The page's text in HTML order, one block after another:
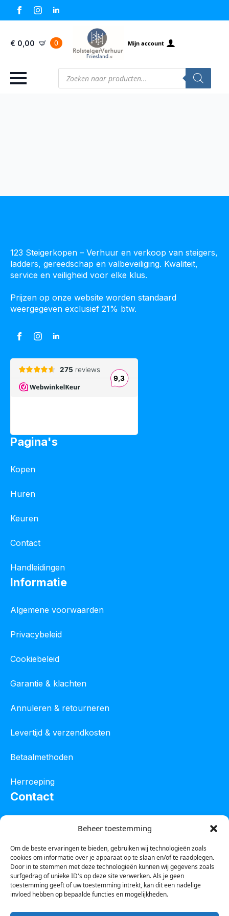
Beheer toestemming
Om de beste ervaringen te bieden, gebruiken wij technologieën zoals
cookies om informatie over je apparaat op te slaan en/of te raadplegen.
Door in te stemmen met deze technologieën kunnen wij gegevens zoals
surfgedrag of unieke ID's op deze site verwerken. Als je geen
toestemming geeft of uw toestemming intrekt, kan dit een nadelige
invloed hebben op bepaalde functies en mogelijkheden.
€ 0,00 0 Mijn account
Producten
zoeken
123 Steigerkopen – Verhuur en verkoop van steigers,
ladders, gereedschap en valbeveiliging. Kwaliteit,
service en veiligheid voor elke klus.
Prijzen op onze website worden standaard
weergegeven exclusief 21% btw.
Pagina's
Kopen
Huren
Keuren
Contact
Handleidingen
Informatie
Algemene voorwaarden
Privacybeleid
Cookiebeleid
Garantie & klachten
Annuleren & retourneren
Levertijd & verzendkosten
Betaalmethoden
Herroeping
Contact
Tel :0850601800
Whatsapp : 0623388306